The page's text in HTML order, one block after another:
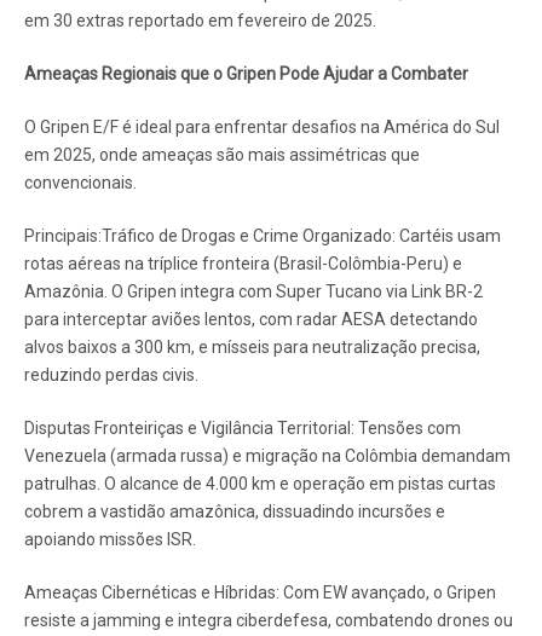
em 30 extras reportado em fevereiro de 2025.
Ameaças Regionais que o Gripen Pode Ajudar a Combater
O Gripen E/F é ideal para enfrentar desafios na América do Sul
em 2025, onde ameaças são mais assimétricas que
convencionais.
Principais:Tráfico de Drogas e Crime Organizado: Cartéis usam
rotas aéreas na tríplice fronteira (Brasil-Colômbia-Peru) e
Amazônia. O Gripen integra com Super Tucano via Link BR-2
para interceptar aviões lentos, com radar AESA detectando
alvos baixos a 300 km, e mísseis para neutralização precisa,
reduzindo perdas civis.
Disputas Fronteiriças e Vigilância Territorial: Tensões com
Venezuela (armada russa) e migração na Colômbia demandam
patrulhas. O alcance de 4.000 km e operação em pistas curtas
cobrem a vastidão amazônica, dissuadindo incursões e
apoiando missões ISR.
Ameaças Cibernéticas e Híbridas: Com EW avançado, o Gripen
resiste a jamming e integra ciberdefesa, combatendo drones ou